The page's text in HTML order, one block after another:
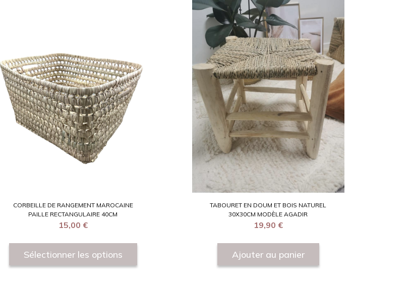
CORBEILLE DE RANGEMENT MAROCAINE
PAILLE RECTANGULAIRE 40CM
15,00 €
Sélectionner les options
TABOURET EN DOUM ET BOIS NATUREL
30X30CM MODÈLE AGADIR
19,90 €
Ajouter au panier